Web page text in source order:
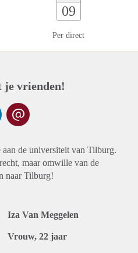
09
Per direct
je vrienden!
de universiteit van Tilburg.
maar omwille van de
naar Tilburg!
Iza Van Meggelen
Vrouw, 22 jaar